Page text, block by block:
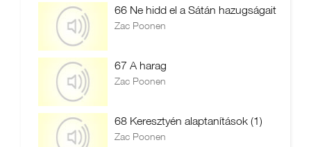
66 Ne hidd el a Sátán hazugságait
Zac Poonen
67 A harag
Zac Poonen
68 Keresztyén alaptanítások (1)
Zac Poonen